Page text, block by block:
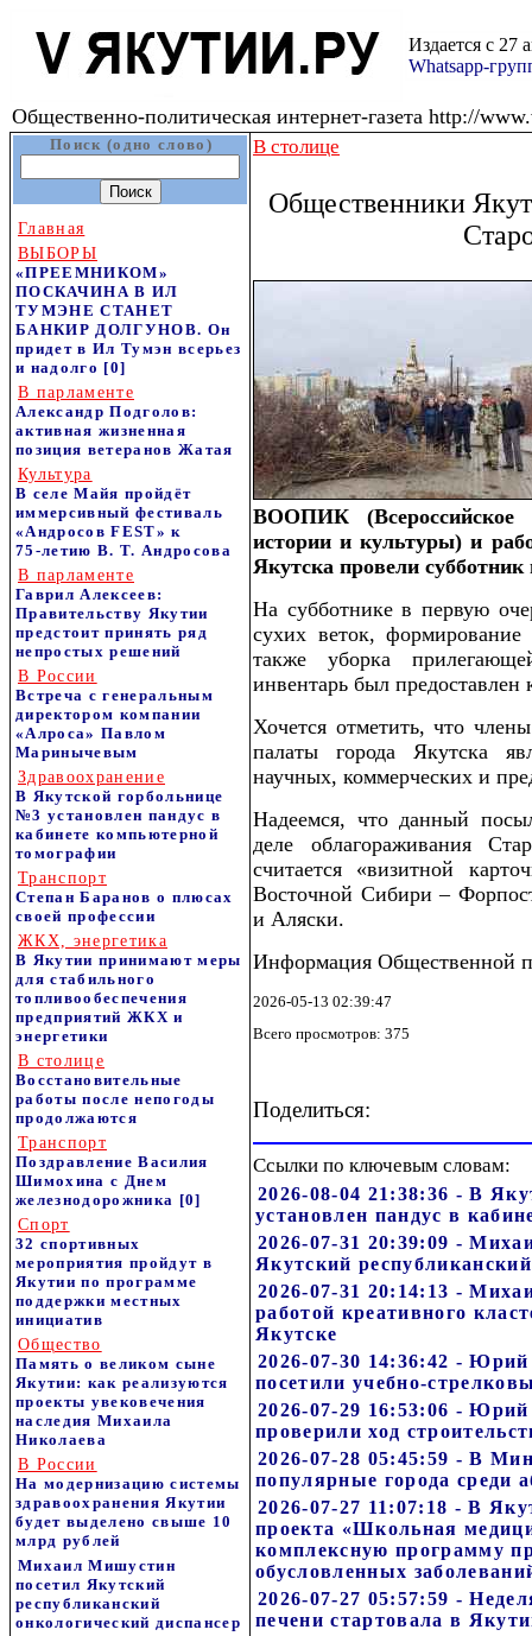
Издается с 27
Whatsapp-
Общественно-политическая интернет-газета http://
Поиск (одно слово)
Главная
ВЫБОРЫ
«ПРЕЕМНИКОМ»
ПОСКАЧИНА В ИЛ
ТУМЭНЕ СТАНЕТ
БАНКИР ДОЛГУНОВ. Он
придет в Ил Тумэн всерьез
и надолго [0]
В парламенте
Александр Подголов:
активная жизненная
позиция ветеранов Жатая
Культура
В селе Майя пройдёт
иммерсивный фестиваль
«Андросов FEST» к
75‑летию В. Т. Андросова
В парламенте
Гаврил Алексеев:
Правительству Якутии
предстоит принять ряд
непростых решений
В России
Встреча с генеральным
директором компании
«Алроса» Павлом
Маринычевым
Здравоохранение
В Якутской горбольнице
№3 установлен пандус в
кабинете компьютерной
томографии
Транспорт
Степан Баранов о плюсах
своей профессии
ЖКХ, энергетика
В Якутии принимают меры
для стабильного
топливообеспечения
предприятий ЖКХ и
энергетики
В столице
Восстановительные
работы после непогоды
продолжаются
Транспорт
Поздравление Василия
Шимохина с Днем
железнодорожника [0]
Спорт
32 спортивных
мероприятия пройдут в
Якутии по программе
поддержки местных
инициатив
Общество
Память о великом сыне
Якутии: как реализуются
проекты увековечения
наследия Михаила
Николаева
В России
На модернизацию системы
здравоохранения Якутии
будет выделено свыше 10
млрд рублей
Михаил Мишустин
посетил Якутский
республиканский
онкологический диспансер
В столице
Общественники
ВООПИК (Всероссийское
истории и культуры) и
Якутска провели
На субботнике в первую
сухих веток,
также уборка
инвентарь был
Хочется отметить, что
палаты города Якутска
научных, коммерческих и
Надеемся, что данный
деле облагораживания
считается «визитной
Восточной Сибири –
и Аляски.
Информация Общественной
2026-05-13 02:39:47
Всего просмотров: 375
Поделиться:
Ссылки по ключевым словам:
2026-08-04 21:38:36 - В
установлен пандус в
2026-07-31 20:39:09 -
Якутский
2026-07-31 20:14:13 -
работой креативного
Якутске
2026-07-30 14:36:42 -
посетили учебно-
2026-07-29 16:53:06 -
проверили ход
2026-07-28 05:45:59 - В
популярные города среди
2026-07-27 11:07:18 - В
проекта «Школьная
комплексную программу
обусловленных
2026-07-27 05:57:59 -
печени стартовала в